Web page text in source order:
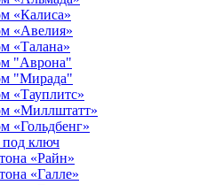
«Калиса»
«Авелия»
«Талана»
"Аврона"
"Мирада"
«Тауплитс»
«Миллштатт»
«Гольдбенг»
под ключ
«Райн»
«Галле»